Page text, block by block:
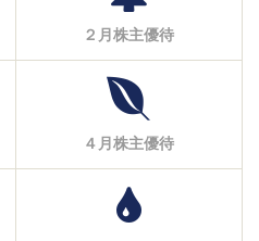
２月株主優待
４月株主優待